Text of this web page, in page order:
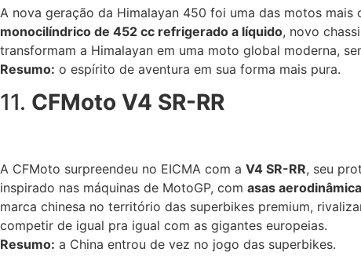
A nova geração da Himalayan 450 foi uma das motos
monocilíndrico de 452 cc refrigerado a líquido, novo
transformam a Himalayan em uma moto global moderna,
Resumo: o espírito de aventura em sua forma mais pura.
11. CFMoto V4 SR-RR
A CFMoto surpreendeu no EICMA com a V4 SR-RR, seu
inspirado nas máquinas de MotoGP, com asas
marca chinesa no território das superbikes premium,
competir de igual pra igual com as gigantes europeias.
Resumo: a China entrou de vez no jogo das superbikes.